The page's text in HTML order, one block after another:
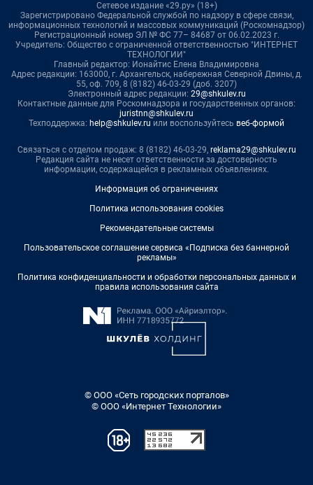
Сетевое издание «29.ру» (18+)
Зарегистрировано Федеральной службой по надзору в сфере связи,
информационных технологий и массовых коммуникаций (Роскомнадзор)
Регистрационный номер ЭЛ № ФС 77– 84687 от 06.02.2023 г.
Учредитель: Общество с ограниченной ответственностью "ИНТЕРНЕТ
ТЕХНОЛОГИИ"
Главный редактор: Ионайтис Елена Владимировна
Адрес редакции: 163000, г. Архангельск, набережная Северной Двины, д.
55, оф. 709, 8 (8182) 46-03-29 (доб. 3207)
Электронный адрес редакции: 29@shkulev.ru
Контактные данные для Роскомнадзора и государственных органов:
juristnn@shkulev.ru
Техподдержка: help@shkulev.ru или воспользуйтесь веб-формой
Связаться с отделом продаж: 8 (8182) 46-03-29, reklama29@shkulev.ru
Редакция сайта не несет ответственности за достоверность
информации, содержащейся в рекламных объявлениях.
Информация об ограничениях
Политика использования cookies
Рекомендательные системы
Пользовательское соглашение сервиса «Подписка без баннерной
рекламы»
Политика конфиденциальности и обработки персональных данных и
правила использования сайта
© ООО «Сеть городских порталов»
© ООО «Интернет Технологии»